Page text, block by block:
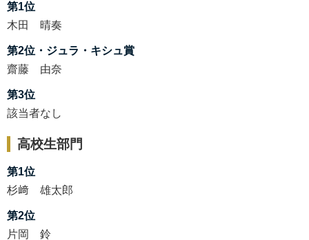
第1位
木田 晴奏
第2位・ジュラ・キシュ賞
齋藤 由奈
第3位
該当者なし
高校生部門
第1位
杉﨑 雄太郎
第2位
片岡 鈴